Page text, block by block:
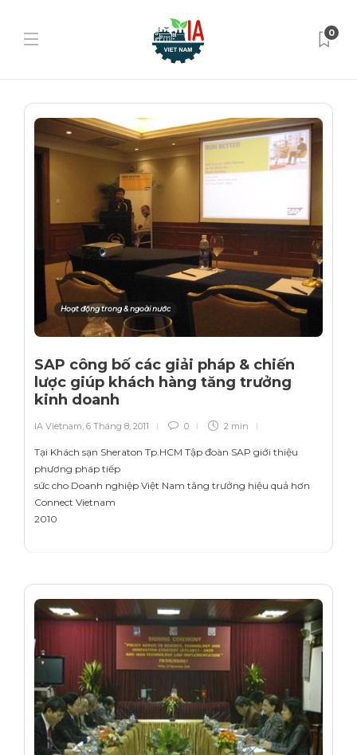
0
Hoạt động trong & ngoài nước
SAP công bố các giải pháp & chiến
lược giúp khách hàng tăng trưởng
kinh doanh
IA Vietnam, 6 Tháng 8, 2011 0 2 min
Tại Khách sạn Sheraton Tp.HCM Tập đoàn SAP giới thiệu
phương pháp tiếp
sức cho Doanh nghiệp Việt Nam tăng trưởng hiệu quả hơn
Connect Vietnam
2010